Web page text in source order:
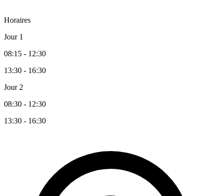
Horaires
Jour 1
08:15 - 12:30
13:30 - 16:30
Jour 2
08:30 - 12:30
13:30 - 16:30